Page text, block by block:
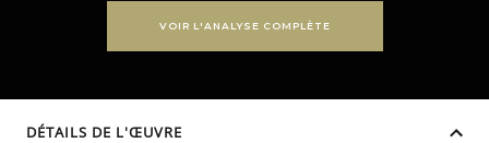
VOIR L'ANALYSE COMPLÈTE
DÉTAILS DE L'ŒUVRE